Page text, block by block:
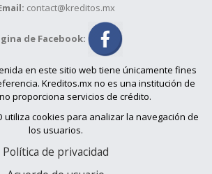
contact@kreditos.mx
de Facebook:
en este sitio web tiene únicamente fines
Kreditos.mx no es una institución de
proporciona servicios de crédito.
utiliza cookies para analizar la navegación de
los usuarios.
Política de privacidad